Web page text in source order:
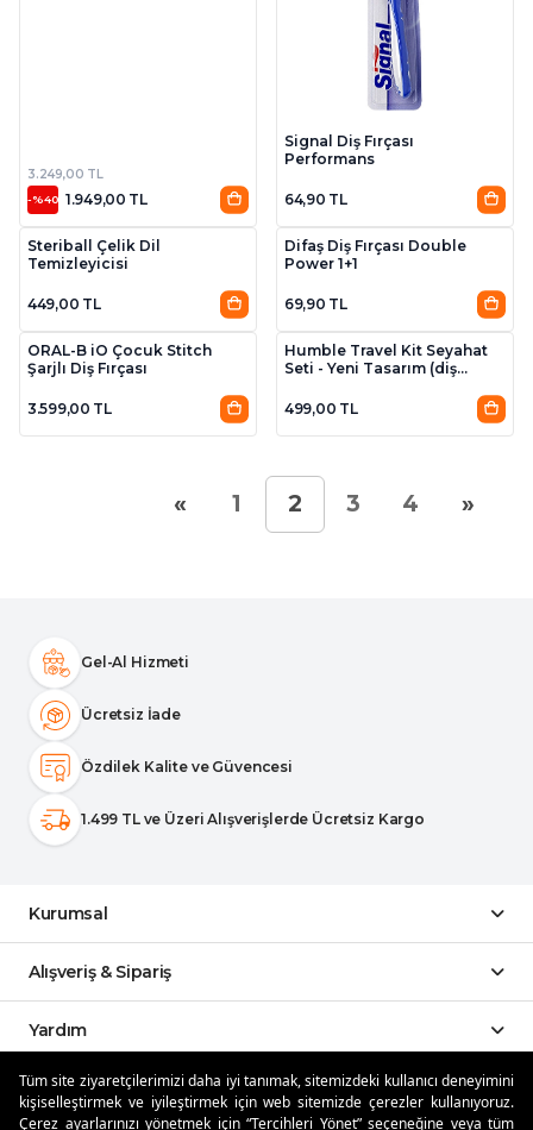
Tüm site ziyaretçilerimizi daha iyi tanımak, sitemizdeki kullanıcı deneyimini
kişiselleştirmek ve iyileştirmek için web sitemizde çerezler kullanıyoruz.
Çerez ayarlarınızı yönetmek için “Tercihleri Yönet” seçeneğine veya tüm
3.249,00 TL
-%40 1.949,00 TL
Signal Diş Fırçası
Performans
64,90 TL
Steriball Çelik Dil
Temizleyicisi
449,00 TL
Difaş Diş Fırçası Double
Power 1+1
69,90 TL
ORAL-B iO Çocuk Stitch
Şarjlı Diş Fırçası
3.599,00 TL
Humble Travel Kit Seyahat
Seti - Yeni Tasarım (diş
çubuğu + kürdanlı diş ipi +
bambu kap)
499,00 TL
« 1 2 3 4 »
Gel-Al Hizmeti
Ücretsiz İade
Özdilek Kalite ve Güvencesi
1.499 TL ve Üzeri Alışverişlerde Ücretsiz Kargo
Kurumsal
Alışveriş & Sipariş
Yardım
Sosyal Medya